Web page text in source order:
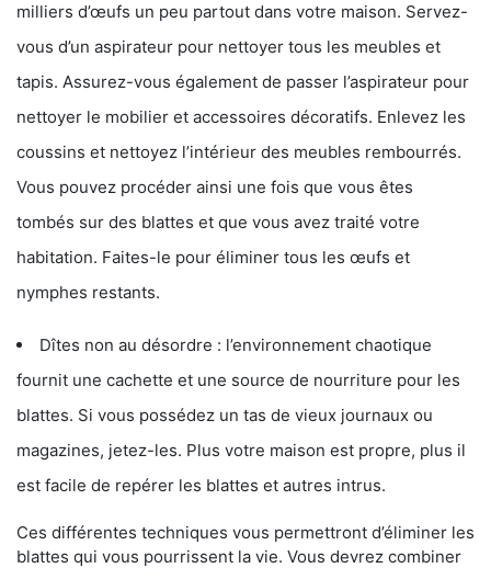
milliers d’œufs un peu partout dans votre maison. Servez-
vous d’un aspirateur pour nettoyer tous les meubles et
tapis. Assurez-vous également de passer l’aspirateur pour
nettoyer le mobilier et accessoires décoratifs. Enlevez les
coussins et nettoyez l’intérieur des meubles rembourrés.
Vous pouvez procéder ainsi une fois que vous êtes
tombés sur des blattes et que vous avez traité votre
habitation. Faites-le pour éliminer tous les œufs et
nymphes restants.
Dîtes non au désordre : l’environnement chaotique
fournit une cachette et une source de nourriture pour les
blattes. Si vous possédez un tas de vieux journaux ou
magazines, jetez-les. Plus votre maison est propre, plus il
est facile de repérer les blattes et autres intrus.
Ces différentes techniques vous permettront d’éliminer les
blattes qui vous pourrissent la vie. Vous devrez combiner